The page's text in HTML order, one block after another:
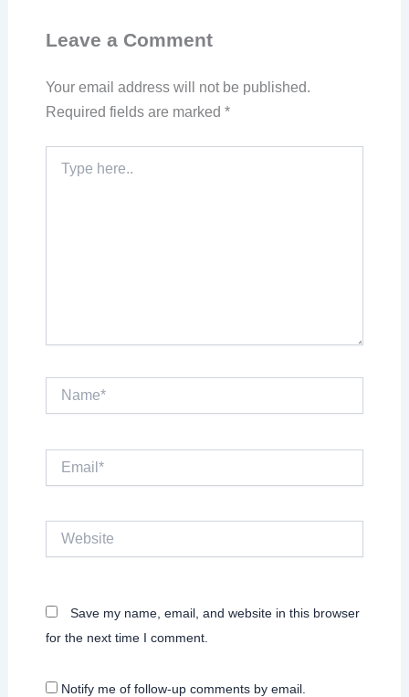
Leave a Comment
Your email address will not be published.
Required fields are marked *
here..
Website
Save my name, email, and website in this browser
for the next time I comment.
Notify me of follow-up comments by email.